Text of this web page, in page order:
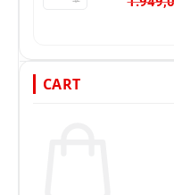
CART